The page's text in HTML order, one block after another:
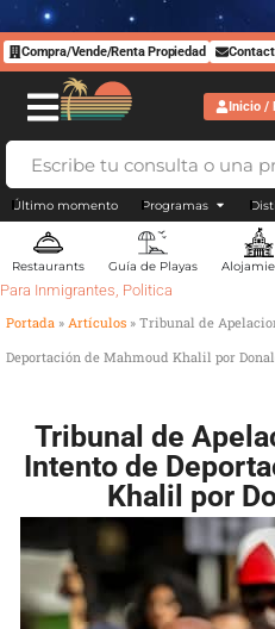
Compra/Vende/Renta Propiedad
Inicio /
Último momento Programas
Restaurants Guía de Playas
Para Inmigrantes, Politica
Portada » Artículos » Tribunal de
Deportación de Mahmoud Khalil por
Tribunal de
Intento de
Khalil por